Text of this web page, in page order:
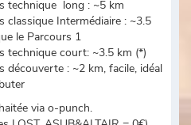
technique long : ~5 km
classique Intermédiaire : ~3.5
le Parcours 1
technique court: ~3.5 km (*)
découverte : ~2 km, facile, idéal
via o-punch.